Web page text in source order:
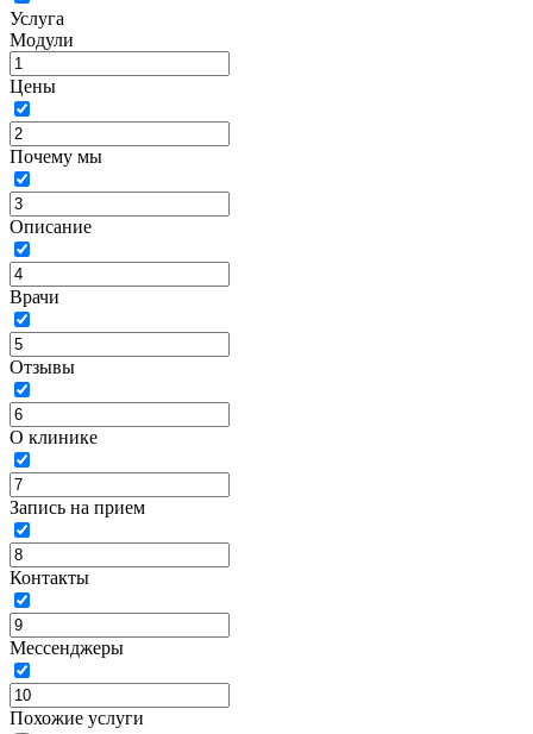
Услуга
Модули
Цены
Почему мы
Описание
Врачи
Отзывы
О клинике
Запись на прием
Контакты
Мессенджеры
Похожие услуги